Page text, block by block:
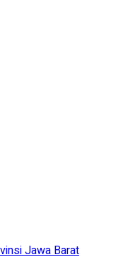
Jawa Barat